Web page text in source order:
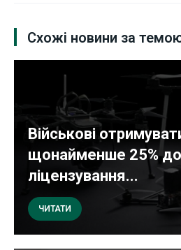
Схожі новини за
Військові
щонайменше 25%
ліцензування...
ЧИТАТИ